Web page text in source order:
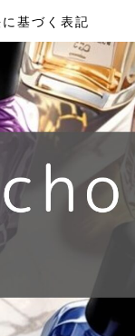
基づく表記